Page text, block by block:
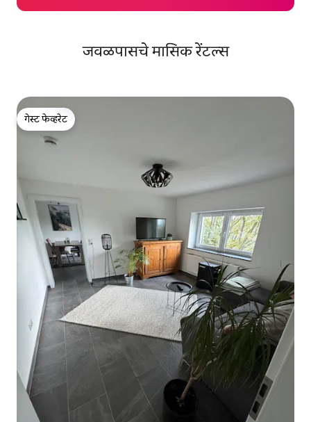
जवळपासचे मासिक रेंटल्स
गेस्ट फेव्हरेट
गेस्ट फेव्हरेट